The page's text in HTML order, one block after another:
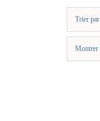
Trier par
Montrer